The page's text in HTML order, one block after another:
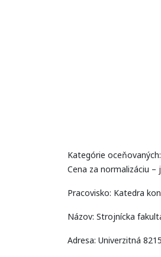
Kategórie
Cena za normalizáciu –
Pracovisko: Katedra
Názov: Strojnícka
Adresa: Univerzitná